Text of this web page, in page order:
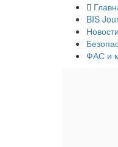
BIS
Новости
ФАС и